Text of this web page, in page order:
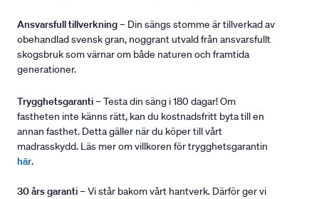
Ansvarsfull tillverkning– Din sängs stomme är tillverkad av
obehandlad svensk gran, noggrant utvald från ansvarsfullt
skogsbruk som värnar om både naturen och framtida
generationer.
Trygghetsgaranti– Testa din säng i 180 dagar! Om
fastheten inte känns rätt, kan du kostnadsfritt byta till en
annan fasthet. Detta gäller när du köper till vårt
madrasskydd. Läs mer om villkoren för trygghetsgarantin
här.
30 års garanti– Vi står bakom vårt hantverk. Därför ger vi